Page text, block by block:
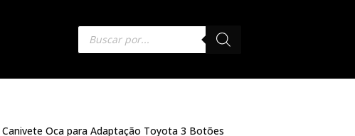
Canivete Oca para Adaptação Toyota 3 Botões